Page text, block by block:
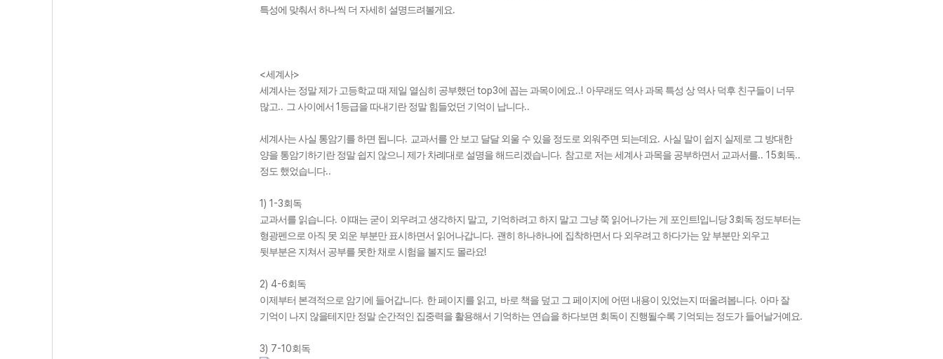
특성에 맞춰서 하나씩 더 자세히 설명드려볼게요.
<세계사>
세계사는 정말 제가 고등학교 때 제일 열심히 공부했던 top3에 꼽는 과목이에요..! 아무래도 역사 과목 특성 상 역사 덕후 친구들이 너무
많고.. 그 사이에서 1 등급을 따내기란 정말 힘들었던 기억이 납니다..
세계사는 사실 통암기를 하면 됩니다. 교과서를 안 보고 달달 외울 수 있을 정도로 외워주면 되는데요. 사실 말이 쉽지 실제로 그 방대한
양을 통암기하기란 정말 쉽지 않으니 제가 차례대로 설명을 해드리겠습니다. 참고로 저는 세계사 과목을 공부하면서 교과서를.. 15회독..
정도 했었습니다..
1) 1-3회독
교과서를 읽습니다. 이때는 굳이 외우려고 생각하지 말고 기억하려고 하지 말고 그냥 쭉 읽어나가는 게 포인트!입니당3회독 정도부터는
형광펜으로 아직 못 외운 부분만 표시하면서 읽어나갑니다. 괜히 하나하나에 집착하면서 다 외우려고 하다가는 앞 부분만 외우고
뒷부분은 지쳐서 공부를 못한 채로 시험을 볼지도 몰라요!
2) 4-6회독
이제부터 본격적으로 암기에 들어갑니다. 한 페이지를 읽고 바로 책을 덮고 그 페이지에 어떤 내용이 있었는지 떠올려봅니다. 아마 잘
기억이 나지 않을테지만 정말 순간적인 집중력을 활용해서 기억하는 연습을 하다보면 회독이 진행될수록 기억되는 정도가 들어날거예요.
3) 7-10회독